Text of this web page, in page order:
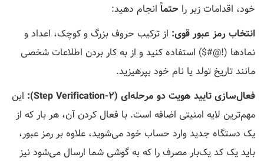
خود، اقدامات زیر را حتماً انجام دهید:
انتخاب رمز عبور قوی: از ترکیب حروف بزرگ و کوچک، اعداد و
نمادها (!@#$) استفاده کنید و از به کار بردن اطلاعات شخصی
مانند تاریخ تولد یا نام خود بپرهیزید.
فعال‌سازی تایید هویت دو مرحله‌ای (2-Step Verification):
این
مهم‌ترین لایه امنیتی اضافه است. با فعال کردن آن، هر بار که از
یک دستگاه جدید وارد حساب خود می‌شوید، علاوه بر رمز عبور،
باید یک کد یک‌بار مصرف را که به گوشی شما ارسال می‌شود نیز